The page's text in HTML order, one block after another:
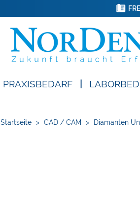
PRAXISBEDARF
Startseite > CAD / CAM > Diamanten